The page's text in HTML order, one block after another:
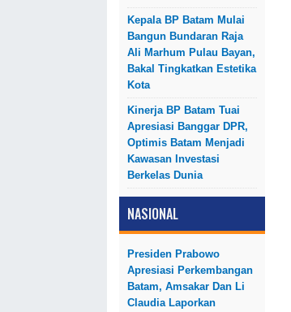
Kepala BP Batam Mulai
Bangun Bundaran Raja
Ali Marhum Pulau Bayan,
Bakal Tingkatkan Estetika
Kota
Kinerja BP Batam Tuai
Apresiasi Banggar DPR,
Optimis Batam Menjadi
Kawasan Investasi
Berkelas Dunia
NASIONAL
Presiden Prabowo
Apresiasi Perkembangan
Batam, Amsakar Dan Li
Claudia Laporkan